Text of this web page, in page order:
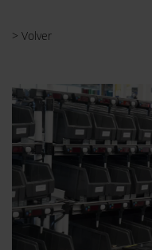
> Volver